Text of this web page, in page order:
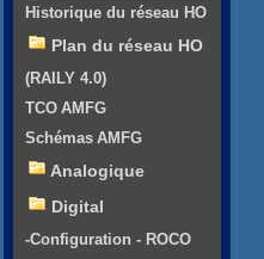
Historique du réseau HO
Plan du réseau HO
(RAILY 4.0)
TCO AMFG
Schémas AMFG
Analogique
Digital
-Configuration - ROCO